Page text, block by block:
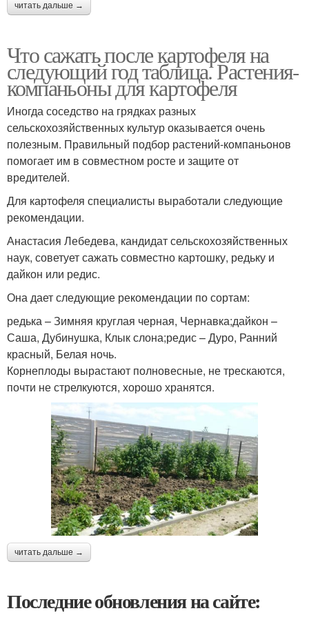
читать дальше →
Что сажать после картофеля на
следующий год таблица. Растения-
компаньоны для картофеля
Иногда соседство на грядках разных
сельскохозяйственных культур оказывается очень
полезным. Правильный подбор растений-компаньонов
помогает им в совместном росте и защите от
вредителей.
Для картофеля специалисты выработали следующие
рекомендации.
Анастасия Лебедева, кандидат сельскохозяйственных
наук, советует сажать совместно картошку, редьку и
дайкон или редис.
Она дает следующие рекомендации по сортам:
редька – Зимняя круглая черная, Чернавка;дайкон –
Саша, Дубинушка, Клык слона;редис – Дуро, Ранний
красный, Белая ночь.
Корнеплоды вырастают полновесные, не трескаются,
почти не стрелкуются, хорошо хранятся.
читать дальше →
Последние обновления на сайте: